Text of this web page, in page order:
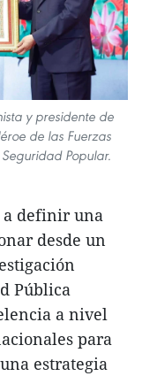
y presidente de
de las Fuerzas
Popular.
definir una
desde un
Pública
a nivel
para
estrategia